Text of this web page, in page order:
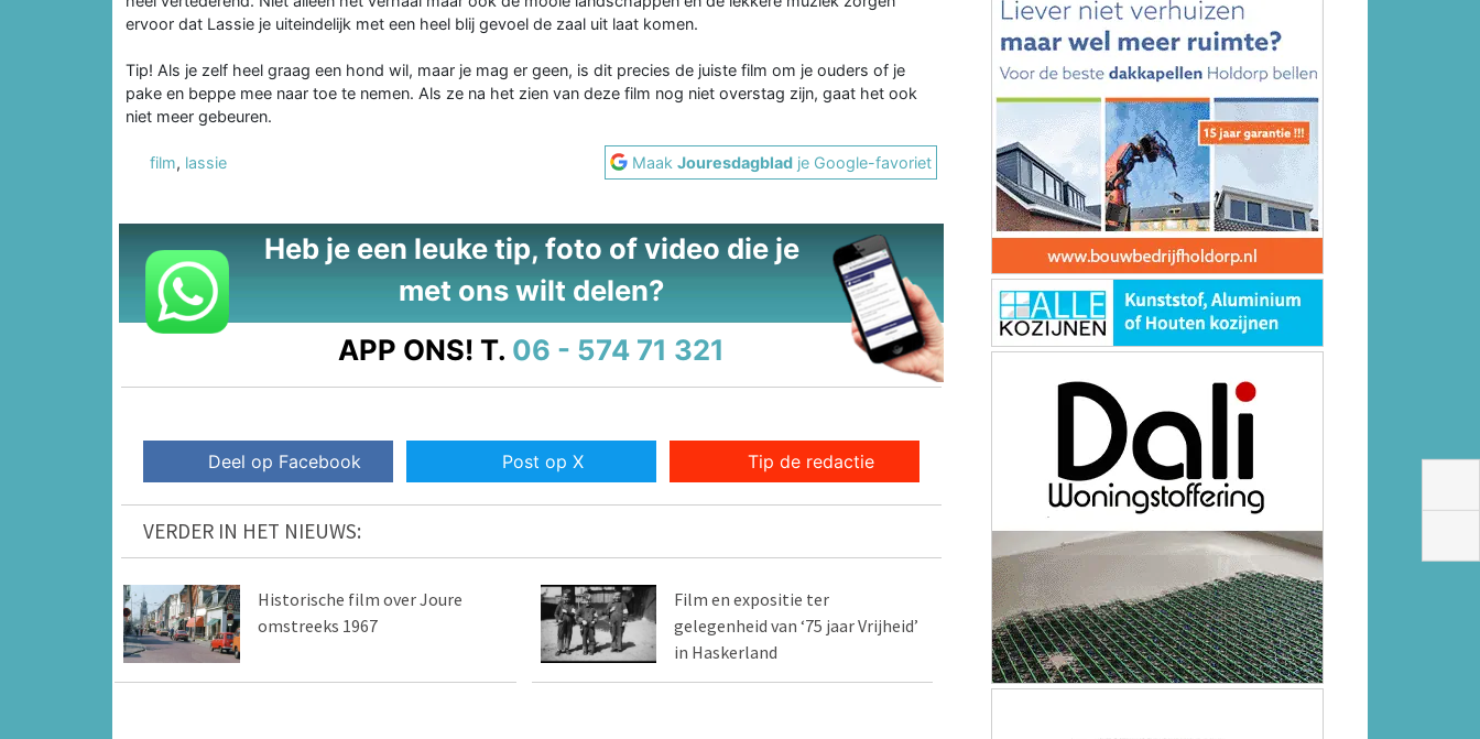
ervoor dat Lassie je uiteindelijk met een heel blij gevoel de zaal uit laat komen.
Tip! Als je zelf heel graag een hond wil, maar je mag er geen, is dit precies de juiste film om je ouders of je
pake en beppe mee naar toe te nemen. Als ze na het zien van deze film nog niet overstag zijn, gaat het ook
niet meer gebeuren.
film, lassie MaakJouresdagblad je Google-favoriet
Heb je een leuke tip, foto of video die je
met ons wilt delen?
APP ONS! T. 06 - 574 71 321
Deel op Facebook Post op X Tip de redactie
VERDER IN HET NIEUWS:
Historische film over Joure
omstreeks 1967
Film en expositie ter
gelegenheid van ‘75 jaar Vrijheid’
in Haskerland